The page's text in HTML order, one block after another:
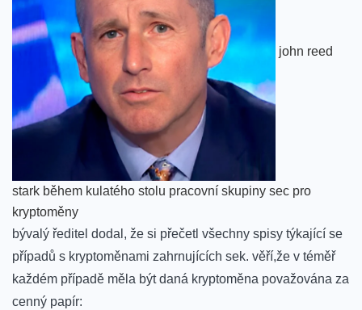
john reed
stark ‍během kulatého stolu pracovní skupiny sec pro
kryptoměny
bývalý ředitel dodal, že si přečetl všechny spisy⁣ týkající se
případů s kryptoměnami ‌zahrnujících sek. věří,že v ⁣téměř
každém případě měla být daná kryptoměna považována za
cenný papír: